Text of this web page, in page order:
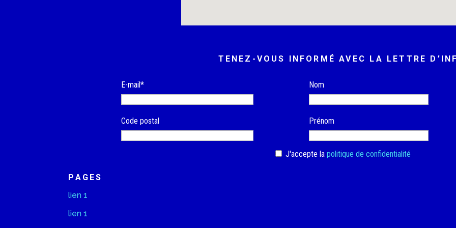
TENEZ-VOUS INFORMÉ AVEC LA LETTRE
E-mail*
Code postal
Nom
Prénom
J'accepte la politique de confidentialité
PAGES
lien 1
lien 1